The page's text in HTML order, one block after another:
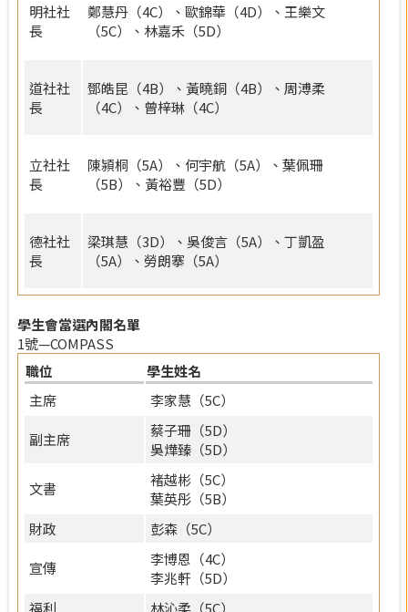
明社社
長
鄭慧丹（4C）、歐錦華（4D）、王樂文
（5C）、林嘉禾（5D）
道社社
長
鄧皓昆（4B）、黃曉銅（4B）、周溥柔
（4C）、曾梓琳（4C）
立社社
長
陳潁桐（5A）、何宇航（5A）、葉佩珊
（5B）、黃裕豐（5D）
德社社
長
梁琪慧（3D）、吳俊言（5A）、丁凱盈
（5A）、勞朗搴（5A）
學生會當選內閣名單
1號—COMPASS
職位
學生姓名
主席
李家慧（5C）
副主席
蔡子珊（5D）
吳燁臻（5D）
文書
褚越彬（5C）
葉英彤（5B）
財政
彭森（5C）
宣傳
李博恩（4C）
李兆軒（5D）
福利
林沁柔（5C）